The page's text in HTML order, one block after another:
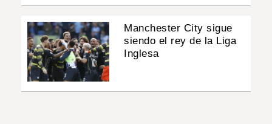
Manchester City sigue
siendo el rey de la Liga
Inglesa